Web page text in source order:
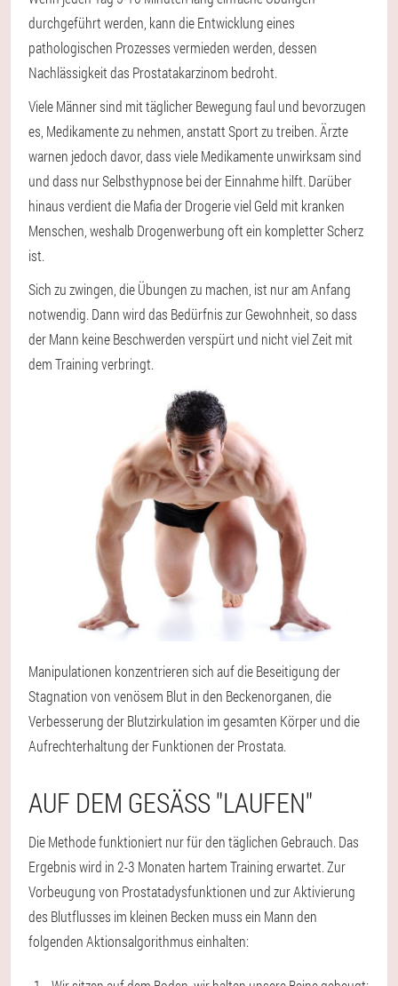
durchgeführt werden, kann die Entwicklung eines
pathologischen Prozesses vermieden werden, dessen
Nachlässigkeit das Prostatakarzinom bedroht.
Viele Männer sind mit täglicher Bewegung faul und bevorzugen
es, Medikamente zu nehmen, anstatt Sport zu treiben. Ärzte
warnen jedoch davor, dass viele Medikamente unwirksam sind
und dass nur Selbsthypnose bei der Einnahme hilft. Darüber
hinaus verdient die Mafia der Drogerie viel Geld mit kranken
Menschen, weshalb Drogenwerbung oft ein kompletter Scherz
ist.
Sich zu zwingen, die Übungen zu machen, ist nur am Anfang
notwendig. Dann wird das Bedürfnis zur Gewohnheit, so dass
der Mann keine Beschwerden verspürt und nicht viel Zeit mit
dem Training verbringt.
Manipulationen konzentrieren sich auf die Beseitigung der
Stagnation von venösem Blut in den Beckenorganen, die
Verbesserung der Blutzirkulation im gesamten Körper und die
Aufrechterhaltung der Funktionen der Prostata.
AUF DEM GESÄSS "LAUFEN"
Die Methode funktioniert nur für den täglichen Gebrauch. Das
Ergebnis wird in 2-3 Monaten hartem Training erwartet. Zur
Vorbeugung von Prostatadysfunktionen und zur Aktivierung
des Blutflusses im kleinen Becken muss ein Mann den
folgenden Aktionsalgorithmus einhalten: